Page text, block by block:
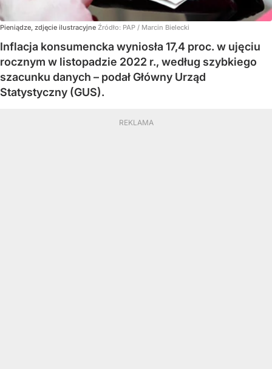
Pieniądze, zdjęcie ilustracyjne Źródło: PAP / Marcin Bielecki
Inflacja konsumencka wyniosła 17,4 proc. w ujęciu
rocznym w listopadzie 2022 r., według szybkiego
szacunku danych – podał Główny Urząd
Statystyczny (GUS).